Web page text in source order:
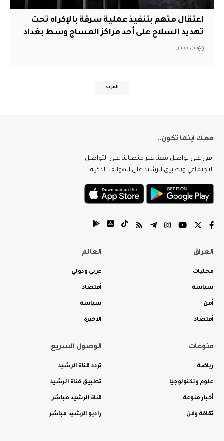
اعتقال متهم بتنفيذ عملية سرقة بالإكراه تحت
تهديد السلاح على أحد مراكز المساج وسط بغداد
قبل يومين
المزيد
معك اينما تكون..
ابقى على تواصل معنا عبر منصاتنا على التواصل
الاجتماعي وتطبيق الرشيد على الهواتف الذكية.
العراق
محليات
سياسة
أمن
أقتصاد
العالم
عربي ودولي
أقتصاد
سياسة
الاخيرة
منوعات
رياضة
علوم وتكنولوجيا
أخبار منوعة
ثقافة وفن
الوصول السريع
تردد قناة الرشيد
تطبيق قناة الرشيد
قناة الرشيد مباشر
راديو الرشيد مباشر